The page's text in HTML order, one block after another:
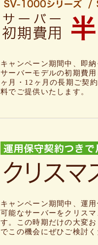
キャンペーン期間中、即
サーバーモデルの初期費
ヶ月・12ヶ月の長期ご契
料でご提供いたします。
キャンペーン期間中、運
可能なサーバーをクリス
す。この時期だけの大変
でこの機会にぜひご検討